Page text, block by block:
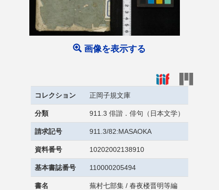
画像を表示する
コレクション 正岡子規文庫
分類 911.3 俳諧．俳句（日本文学）
請求記号 911.3/82:MASAOKA
資料番号 10202002138910
基本書誌番号 110000205494
書名 蕪村七部集 / 春夜楼晋明等編